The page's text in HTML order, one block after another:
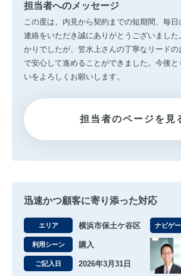
担当者へのメッセージ
この度は、内見から契約までの短期間、毎
連絡をいただき誠にありがとうございまし
かりでしたが、笠水上さんの丁寧なリードの
で安心して進めることができました。今後と
いをよろしくお願いします。
担当者のページを見
迅速かつ顧客に寄り添った対応
エリア 横浜市保土ケ谷区
利用シーン 購入
ご記入日 2026年3月31日
ナビゲ